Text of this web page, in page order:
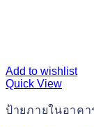
Add to wishlist
Quick View
ป้ายภายในอาคา